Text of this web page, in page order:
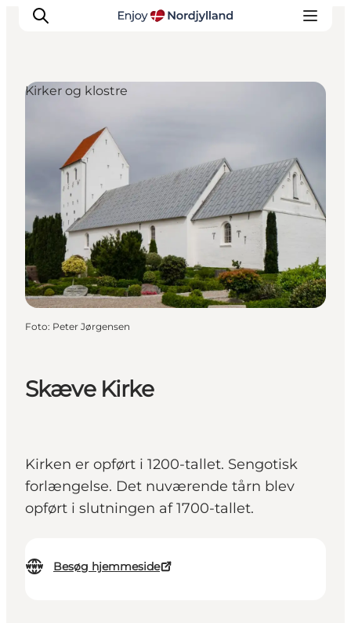
Oplevelser og aktiviteter
Planlæg din tur
Byer og steder
Guides
Det sker
For børn
Skæve Kirke
Kirken er opført i 1200-tallet. Sengotisk
forlængelse. Det nuværende tårn blev
opført i slutningen af 1700-tallet.
Besøg hjemmeside
Kirker og klostre
Foto: Peter Jørgensen